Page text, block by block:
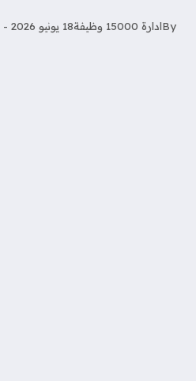
Byادارة 15000 وظيفة 18 يونيو 2026 - 12:18ص